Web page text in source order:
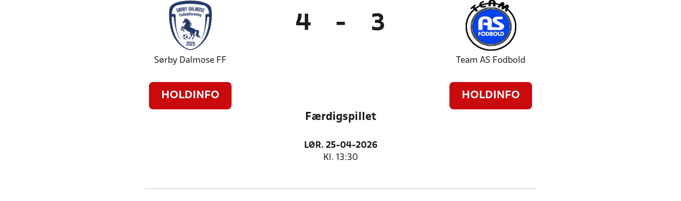
Sørby Dalmose FF
HOLDINFO
4 - 3
Team AS Fodbold
HOLDINFO
Færdigspillet
LØR. 25-04-2026
Kl. 13:30